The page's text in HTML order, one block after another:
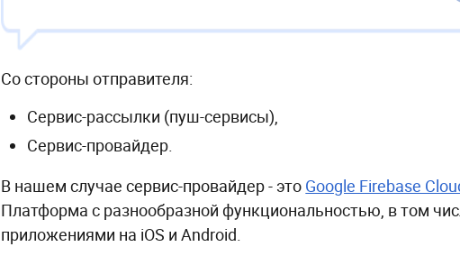
Со стороны отправителя:
Сервис-рассылки (пуш-сервисы),
Сервис-провайдер.
В нашем случае сервис-провайдер - это Google Firebase
Платформа с разнообразной функциональностью, в том
приложениями на iOS и Android.